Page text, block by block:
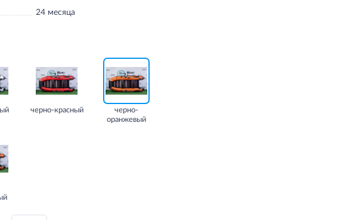
24 месяца
черно-красный
черно-
оранжевый